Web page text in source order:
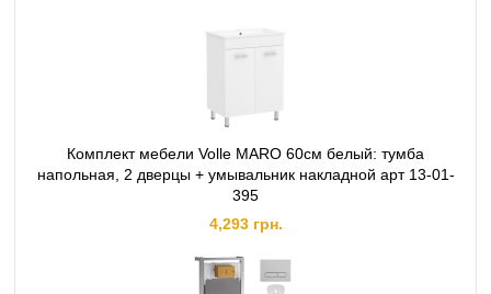
Комплект мебели Volle MARO 60см белый: тумба
напольная, 2 дверцы + умывальник накладной арт 13-01-
395
4,293 грн.